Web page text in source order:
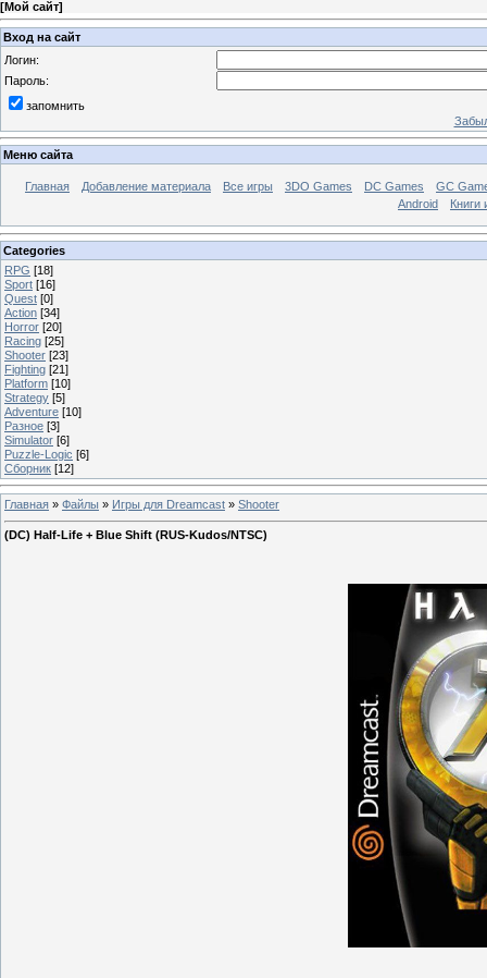
[Мой сайт]
Вход на сайт
Логин:
Пароль:
запомнить
Меню сайта
Главная Добавление материала Все игры 3DO Games DC Games
GC
Android
Книги
Categories
RPG [18]
Sport [16]
Quest [0]
Action [34]
Horror [20]
Racing [25]
Shooter [23]
Fighting [21]
Platform [10]
Strategy [5]
Adventure [10]
Разное [3]
Simulator [6]
Puzzle-Logic [6]
Сборник [12]
Главная » Файлы » Игры для Dreamcast » Shooter
(DC) Half-Life + Blue Shift (RUS-Kudos/NTSC)